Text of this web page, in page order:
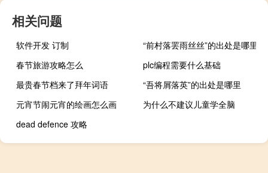
相关问题
软件开发 订制
“前村落罢雨丝丝”的出处是哪里
春节旅游攻略怎么
plc编程需要什么基础
最贵春节档来了拜年词语
“吾将屑落英”的出处是哪里
元宵节闹元宵的绘画怎么画
为什么不建议儿童学全脑
dead defence 攻略